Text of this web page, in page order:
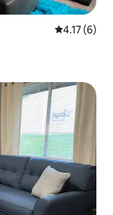
レビュー6
4.17 (6)